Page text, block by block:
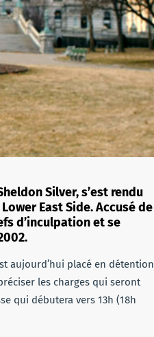
Silver, s’est rendu
East Side. Accusé de
d’inculpation et se
aujourd’hui placé en détention
les charges qui seront
qui débutera vers 13h (18h